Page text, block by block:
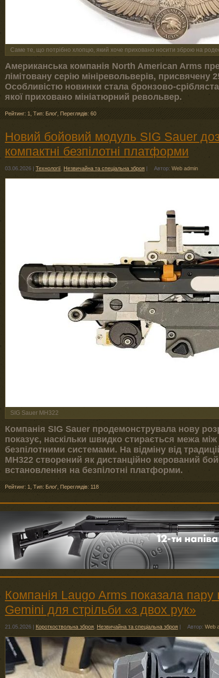
Саме те, що потрібно хлопцю, який хоче приховано носити зброю на
Американська компанія North American Arms
лімітовану серію мініревольверів,
Особливістю новинки стала бронзово-
якої приховано мініатюрний револьвер.
Рейтинг: 1 Тип: Блоґ Переглядів: 60
Новий бойовий модуль SIG Sauer
компактні безпілотні платформи
03.06.2026 | Технології Незвичайна та спеціальна зброя | Автор: Web admin
SIG Sauer MH322
Компанія SIG Sauer продемонструвала нову
показує, наскільки швидко стирається межа
безпілотними системами. На відміну від
MH322 створений як дистанційно керований
встановлення на безпілотні платформи.
Рейтинг: 1 Тип: Блоґ Переглядів: 118
Компанія Laugo Arms показала пару
Gemini для стрільби «з двох рук»
21.05.2026 | Короткоствольна зброя Незвичайна та спеціальна зброя | Автор: Web